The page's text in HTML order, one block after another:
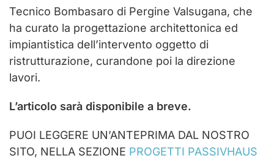
Tecnico Bombasaro di Pergine Valsugana, che
ha curato la progettazione architettonica ed
impiantistica dell’intervento oggetto di
ristrutturazione, curandone poi la direzione
lavori.
L’articolo sarà disponibile a breve.
PUOI LEGGERE UN’ANTEPRIMA DAL NOSTRO
SITO, NELLA SEZIONE PROGETTI PASSIVHAUS